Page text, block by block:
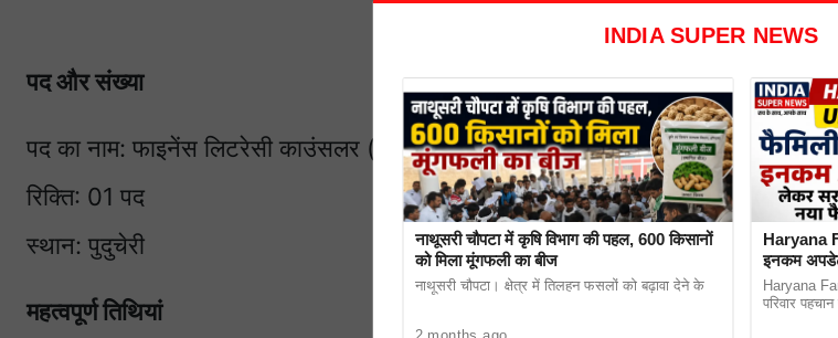
पद और संख्या
पद का नाम: फाइनेंस लिटरेसी काउंसलर (FLC)
रिक्ति: 01 पद
स्थान: पुदुचेरी
महत्वपूर्ण तिथियां
INDIA SUPER NEWS
नाथूसरी चौपटा में कृषि विभाग की पहल, 600 किसानों
को मिला मूंगफली का बीज
नाथूसरी चौपटा। क्षेत्र में तिलहन फसलों को बढ़ावा देने के
Haryana
इनकम
लोगों को
Haryana
परिवार